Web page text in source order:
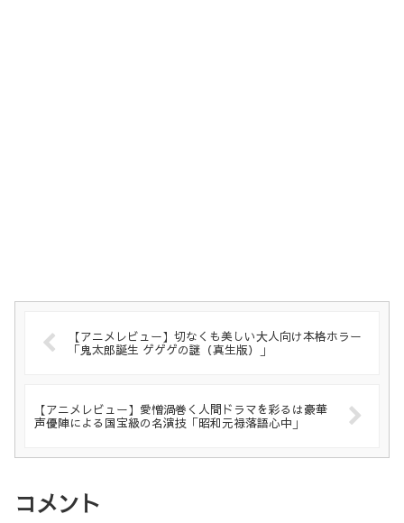
【アニメレビュー】切なくも美しい大人向け本格ホラー
「鬼太郎誕生 ゲゲゲの謎（真生版）」
【アニメレビュー】愛憎渦巻く人間ドラマを彩るは豪華
声優陣による国宝級の名演技「昭和元禄落語心中」
コメント